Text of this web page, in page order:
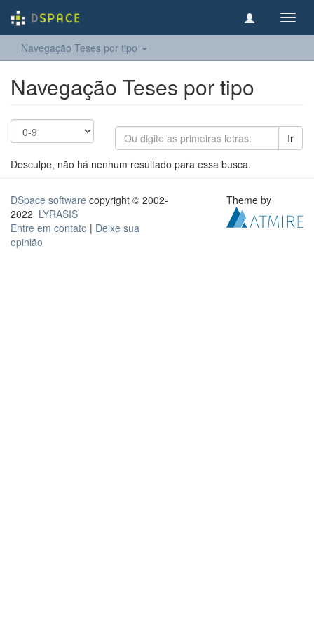
Navegação Teses por tipo
Navegação Teses por tipo
Ir
Desculpe, não há nenhum resultado para essa busca.
DSpace software copyright © 2002-
2022 LYRASIS
Entre em contato | Deixe sua
opinião
Theme by